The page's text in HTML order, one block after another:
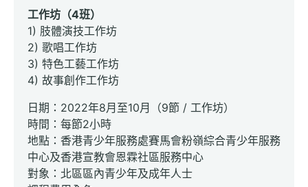
工作坊（4班）
1) 肢體演技工作坊
2) 歌唱工作坊
3) 特色工藝工作坊
4) 故事創作工作坊
日期：2022年8月至10月（9節 / 工作坊）
時間：每節2小時
地點：香港青少年服務處賽馬會粉嶺綜合青少年服務
中心及香港宣教會恩霖社區服務中心
對象：北區區內青少年及成年人士